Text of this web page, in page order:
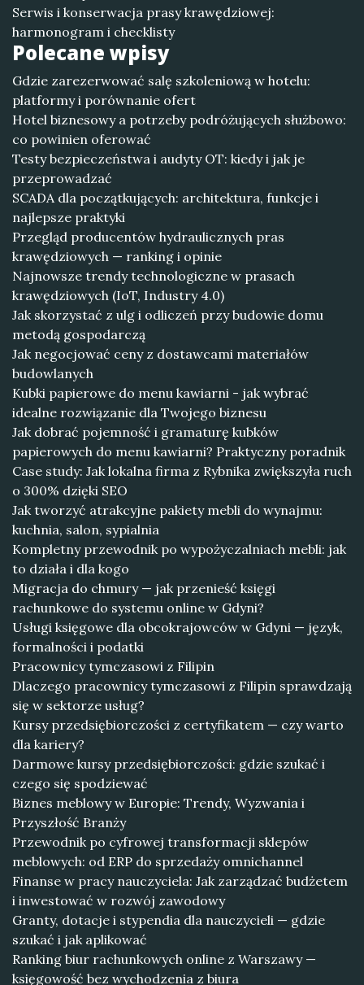
Serwis i konserwacja prasy krawędziowej:
harmonogram i checklisty
Polecane wpisy
Gdzie zarezerwować salę szkoleniową w hotelu:
platformy i porównanie ofert
Hotel biznesowy a potrzeby podróżujących służbowo:
co powinien oferować
Testy bezpieczeństwa i audyty OT: kiedy i jak je
przeprowadzać
SCADA dla początkujących: architektura, funkcje i
najlepsze praktyki
Przegląd producentów hydraulicznych pras
krawędziowych — ranking i opinie
Najnowsze trendy technologiczne w prasach
krawędziowych (IoT, Industry 4.0)
Jak skorzystać z ulg i odliczeń przy budowie domu
metodą gospodarczą
Jak negocjować ceny z dostawcami materiałów
budowlanych
Kubki papierowe do menu kawiarni - jak wybrać
idealne rozwiązanie dla Twojego biznesu
Jak dobrać pojemność i gramaturę kubków
papierowych do menu kawiarni? Praktyczny poradnik
Case study: Jak lokalna firma z Rybnika zwiększyła ruch
o 300% dzięki SEO
Jak tworzyć atrakcyjne pakiety mebli do wynajmu:
kuchnia, salon, sypialnia
Kompletny przewodnik po wypożyczalniach mebli: jak
to działa i dla kogo
Migracja do chmury — jak przenieść księgi
rachunkowe do systemu online w Gdyni?
Usługi księgowe dla obcokrajowców w Gdyni — język,
formalności i podatki
Pracownicy tymczasowi z Filipin
Dlaczego pracownicy tymczasowi z Filipin sprawdzają
się w sektorze usług?
Kursy przedsiębiorczości z certyfikatem — czy warto
dla kariery?
Darmowe kursy przedsiębiorczości: gdzie szukać i
czego się spodziewać
Biznes meblowy w Europie: Trendy, Wyzwania i
Przyszłość Branży
Przewodnik po cyfrowej transformacji sklepów
meblowych: od ERP do sprzedaży omnichannel
Finanse w pracy nauczyciela: Jak zarządzać budżetem
i inwestować w rozwój zawodowy
Granty, dotacje i stypendia dla nauczycieli — gdzie
szukać i jak aplikować
Ranking biur rachunkowych online z Warszawy —
księgowość bez wychodzenia z biura